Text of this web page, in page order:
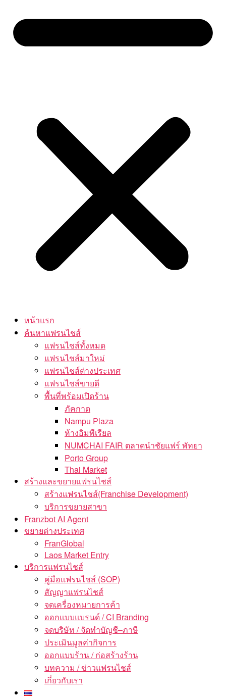
หน้าแรก
ค้นหาแฟรนไชส์
แฟรนไชส์ทั้งหมด
แฟรนไชส์มาใหม่
แฟรนไชส์ต่างประเทศ
แฟรนไชส์ขายดี
พื้นที่พร้อมเปิดร้าน
ภัคกาด
Nampu Plaza
ห้างอิมพีเรียล
NUMCHAI FAIR ตลาดนำชัยแฟร์ พัทยา
Porto Group
Thai Market
สร้างและขยายแฟรนไชส์
สร้างแฟรนไชส์(Franchise Development)
บริการขยายสาขา
Franzbot AI Agent
ขยายต่างประเทศ
FranGlobal
Laos Market Entry
บริการแฟรนไชส์
คู่มือแฟรนไชส์ (SOP)
สัญญาแฟรนไชส์
จดเครื่องหมายการค้า
ออกแบบแบรนด์ / CI Branding
จดบริษัท / จัดทำบัญชี–ภาษี
ประเมินมูลค่ากิจการ
ออกแบบร้าน / ก่อสร้างร้าน
บทความ / ข่าวแฟรนไชส์
เกี่ยวกับเรา